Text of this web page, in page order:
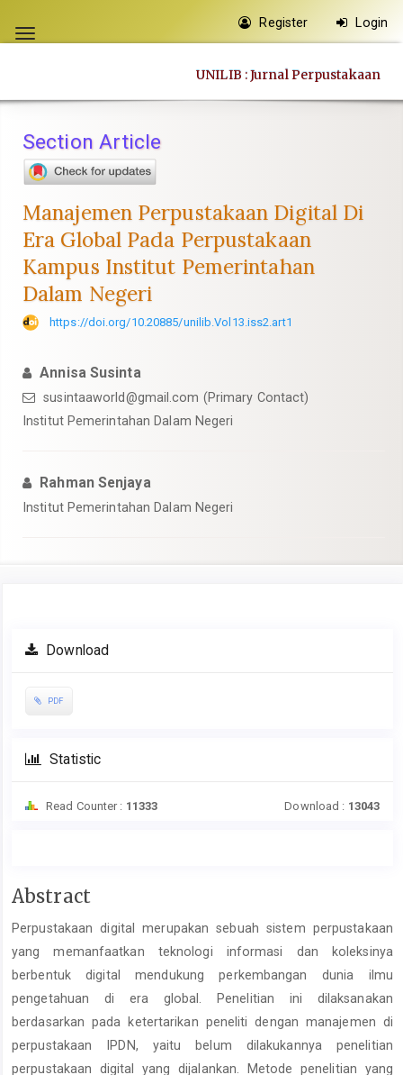
jump
content
Navigation
Main
Sidebar
Toggle
Register Login
UNILIB : Jurnal Perpustakaan
Section Article
Manajemen Perpustakaan Digital Di
Era Global Pada Perpustakaan
Kampus Institut Pemerintahan
Dalam Negeri
https://doi.org/10.20885/unilib.Vol13.iss2.art1
Annisa Susinta
susintaaworld@gmail.com (Primary Contact)
Institut Pemerintahan Dalam Negeri
Rahman Senjaya
Institut Pemerintahan Dalam Negeri
Article
Sidebar
Download
PDF
Statistic
Read Counter : 11333 Download : 13043
Main
Content
Abstract
Perpustakaan digital merupakan sebuah sistem perpustakaan
yang memanfaatkan teknologi informasi dan koleksinya
berbentuk digital mendukung perkembangan dunia ilmu
pengetahuan di era global. Penelitian ini dilaksanakan
berdasarkan pada ketertarikan peneliti dengan manajemen di
perpustakaan IPDN, yaitu belum dilakukannya penelitian
perpustakaan digital yang dijalankan. Metode penelitian yang